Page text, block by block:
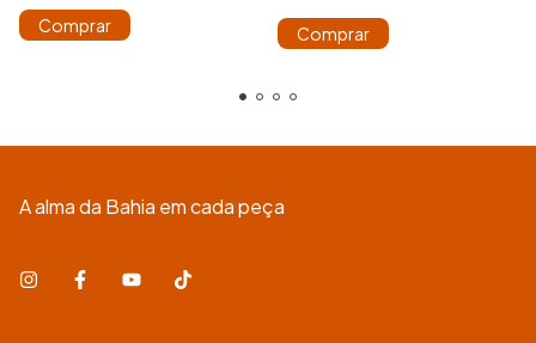
Comprar Comprar
A alma da Bahia em cada peça